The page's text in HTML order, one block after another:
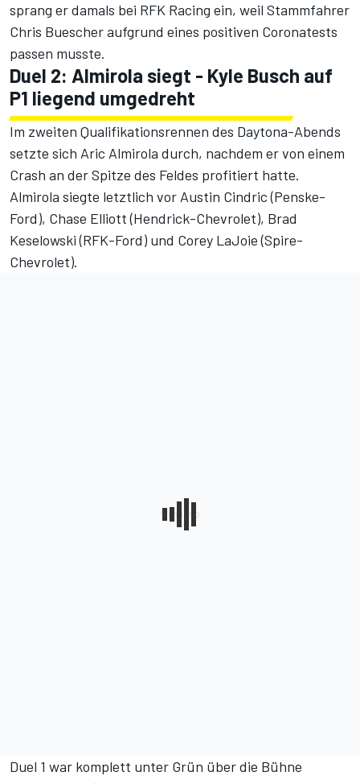
sprang er damals bei RFK Racing ein, weil Stammfahrer
Chris Buescher aufgrund eines positiven Coronatests
passen musste.
Duel 2: Almirola siegt - Kyle Busch auf
P1 liegend umgedreht
Im zweiten Qualifikationsrennen des Daytona-Abends
setzte sich Aric Almirola durch, nachdem er von einem
Crash an der Spitze des Feldes profitiert hatte.
Almirola siegte letztlich vor Austin Cindric (Penske-
Ford), Chase Elliott (Hendrick-Chevrolet), Brad
Keselowski (RFK-Ford) und Corey LaJoie (Spire-
Chevrolet).
Duel 1 war komplett unter Grün über die Bühne